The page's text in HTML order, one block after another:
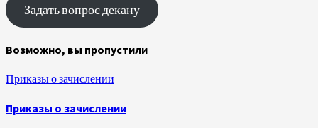
Задать вопрос декану
Возможно, вы пропустили
Приказы о зачислении
Приказы о зачислении